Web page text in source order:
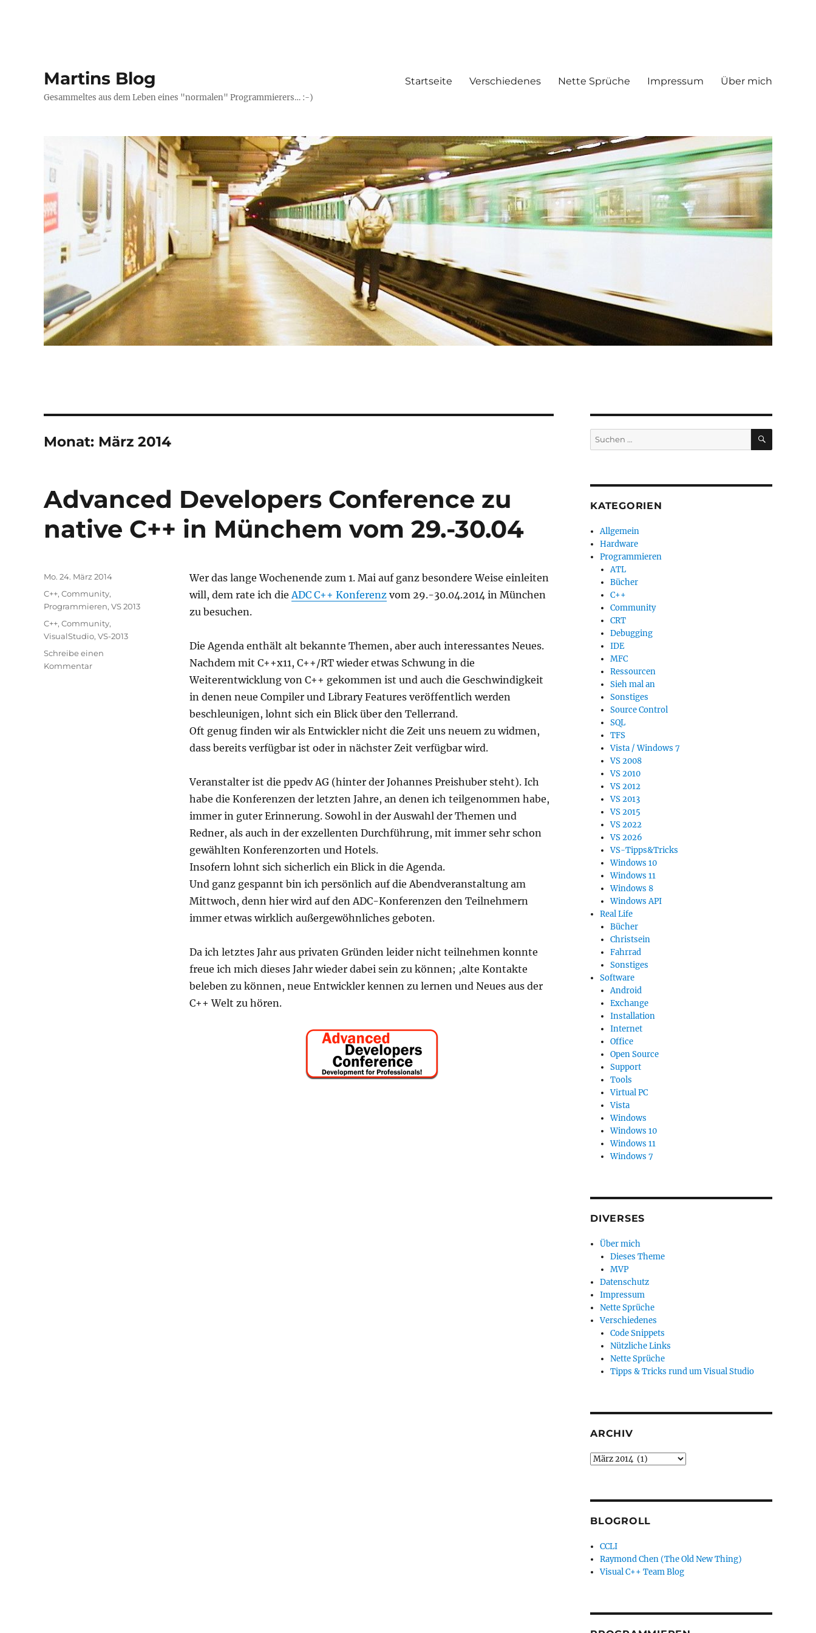
Martins Blog
Gesammeltes aus dem Leben eines "normalen" Programmierers… :-)
Startseite Verschiedenes Nette Sprüche Impressum Über mich
Monat: März 2014
Advanced Developers Conference zu
native C++ in Münchem vom 29.-30.04
Wer das lange Wochenende zum 1. Mai auf ganz besondere Weise einleiten
will, dem rate ich die ADC C++ Konferenz vom 29.-30.04.2014 in München
zu besuchen.
Die Agenda enthält alt bekannte Themen, aber auch interessantes Neues.
Nachdem mit C++x11, C++/RT wieder etwas Schwung in die
Weiterentwicklung von C++ gekommen ist und auch die Geschwindigkeit
in denen neue Compiler und Library Features veröffentlich werden
beschleunigen, lohnt sich ein Blick über den Tellerrand.
Oft genug finden wir als Entwickler nicht die Zeit uns neuem zu widmen,
dass bereits verfügbar ist oder in nächster Zeit verfügbar wird.
Veranstalter ist die ppedv AG (hinter der Johannes Preishuber steht). Ich
habe die Konferenzen der letzten Jahre, an denen ich teilgenommen habe,
immer in guter Erinnerung. Sowohl in der Auswahl der Themen und
Redner, als auch in der exzellenten Durchführung, mit immer sehr schon
gewählten Konferenzorten und Hotels.
Insofern lohnt sich sicherlich ein Blick in die Agenda.
Und ganz gespannt bin ich persönlich auf die Abendveranstaltung am
Mittwoch, denn hier wird auf den ADC-Konferenzen den Teilnehmern
immer etwas wirklich außergewöhnliches geboten.
Da ich letztes Jahr aus privaten Gründen leider nicht teilnehmen konnte
freue ich mich dieses Jahr wieder dabei sein zu können; ,alte Kontakte
beleben zu können, neue Entwickler kennen zu lernen und Neues aus der
C++ Welt zu hören.
Veröffentlicht
Mo. 24. März 2014
Kategorien
C++, Community,
Programmieren, VS 2013
Schlagwörter
C++, Community,
VisualStudio, VS-2013
Schreibe einen
Kommentarzu
Suchen
nach:
SUCHEN
KATEGORIEN
Allgemein
Hardware
Programmieren
ATL
Bücher
C++
Community
CRT
Debugging
IDE
MFC
Ressourcen
Sieh mal an
Sonstiges
Source Control
SQL
TFS
Vista / Windows 7
VS 2008
VS 2010
VS 2012
VS 2013
VS 2015
VS 2022
VS 2026
VS-Tipps&Tricks
Windows 10
Windows 11
Windows 8
Windows API
Real Life
Bücher
Christsein
Fahrrad
Sonstiges
Software
Android
Exchange
Installation
Internet
Office
Open Source
Support
Tools
Virtual PC
Vista
Windows
Windows 10
Windows 11
Windows 7
DIVERSES
Über mich
Dieses Theme
MVP
Datenschutz
Impressum
Nette Sprüche
Verschiedenes
Code Snippets
Nützliche Links
Nette Sprüche
Tipps & Tricks rund um Visual Studio
ARCHIV
Archiv
BLOGROLL
CCLI
Raymond Chen (The Old New Thing)
Visual C++ Team Blog